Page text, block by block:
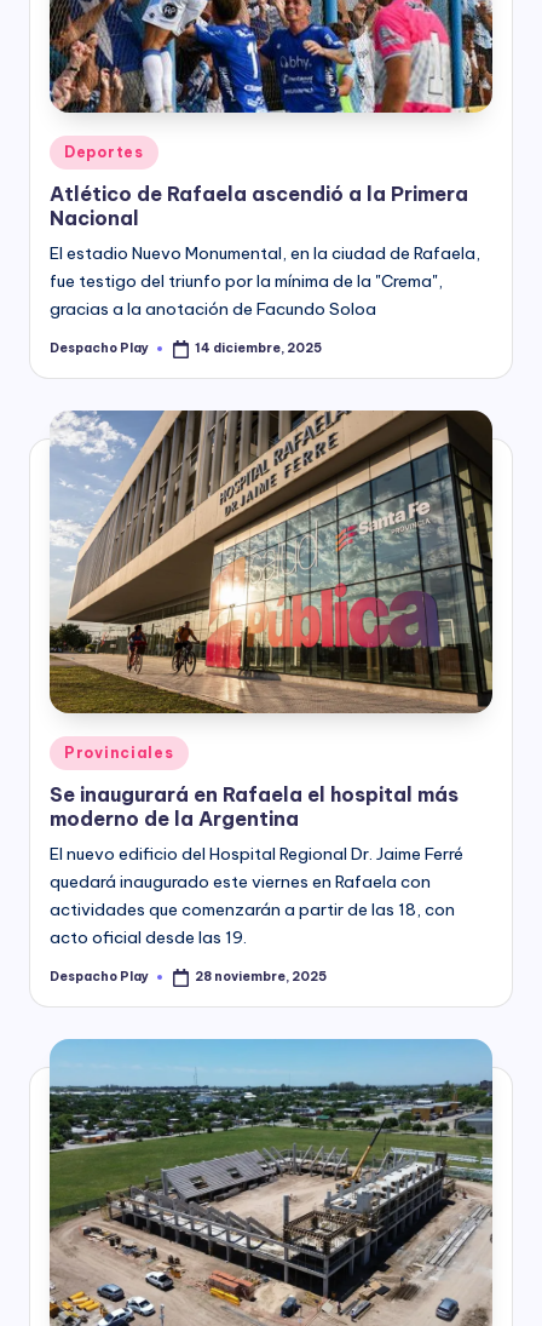
y
Posted
in
Deportes
Atlético de Rafaela ascendió a la Primera
Nacional
El estadio Nuevo Monumental, en la ciudad de Rafaela,
fue testigo del triunfo por la mínima de la "Crema",
gracias a la anotación de Facundo Soloa
Posted
Despacho Play 14 diciembre, 2025
Posted
in
Provinciales
Se inaugurará en Rafaela el hospital más
moderno de la Argentina
El nuevo edificio del Hospital Regional Dr. Jaime Ferré
quedará inaugurado este viernes en Rafaela con
actividades que comenzarán a partir de las 18, con
acto oficial desde las 19.
Posted
Despacho Play 28 noviembre, 2025